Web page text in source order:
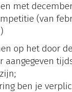
met
(van
op het door
aangegeven
ben je